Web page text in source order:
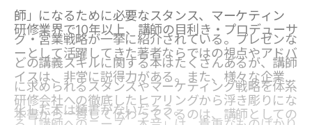
師」になるために必要なスタンス、マーケティン
グ・営業戦略が一挙に紹介されている。プレゼンな
どの講義スキルに関する本はたくさんあるが、講師
に求められるスタンスやマーケティング戦略を体系
化した本は類書がないだろう。
研修業界で10年以上、講師の目利き・プロデューサ
ーとして活躍してきた著者ならではの視点やアドバ
イスは、非常に説得力がある。また、様々な企業や
研修会社への徹底したヒアリングから浮き彫りにな
本書から一貫して伝わってくるのは、講師としての